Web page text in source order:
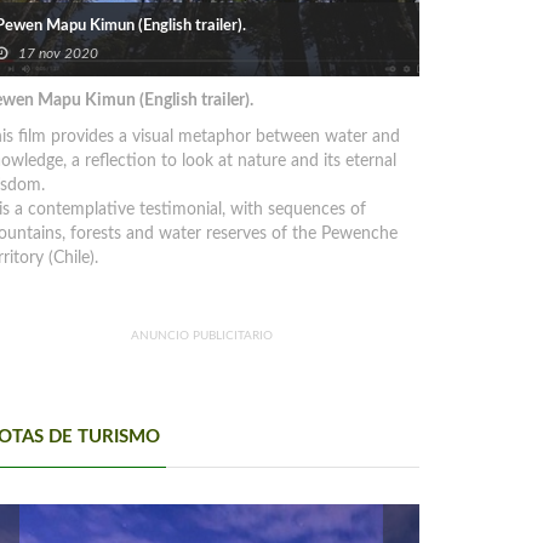
Mapu Kimun (English trailer).
17 nov 2020
Mapu Kimun (English trailer).
film provides a visual metaphor between water and
a reflection to look at nature and its eternal
a contemplative testimonial, with sequences of
forests and water reserves of the Pewenche
(Chile).
ANUNCIO PUBLICITARIO
DE TURISMO